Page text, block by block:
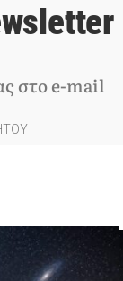
στο e-mail